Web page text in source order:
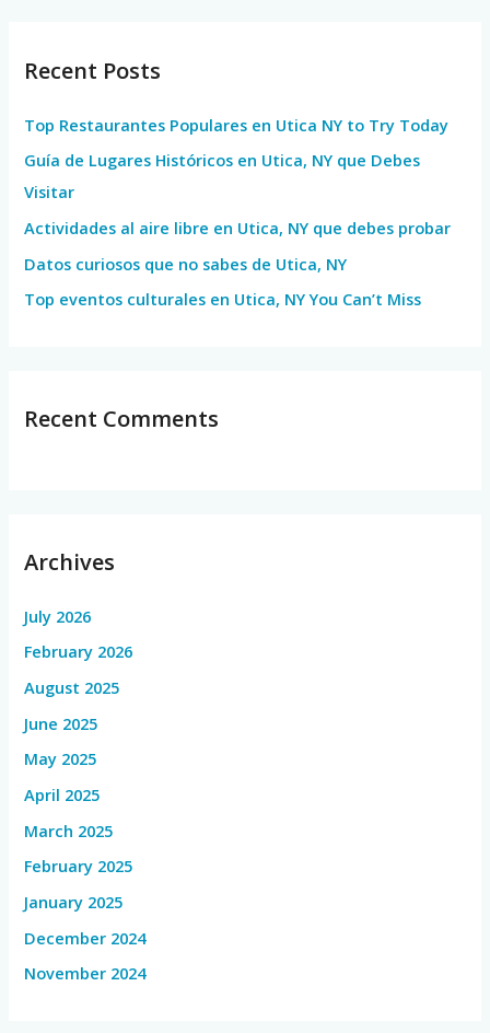
c
f
o
r
:
Recent Posts
Top Restaurantes Populares en Utica NY to Try Today
Guía de Lugares Históricos en Utica, NY que Debes
Visitar
Actividades al aire libre en Utica, NY que debes probar
Datos curiosos que no sabes de Utica, NY
Top eventos culturales en Utica, NY You Can’t Miss
Recent Comments
Archives
July 2026
February 2026
August 2025
June 2025
May 2025
April 2025
March 2025
February 2025
January 2025
December 2024
November 2024